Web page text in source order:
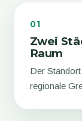
01
Zwei
Raum
Der
regionale